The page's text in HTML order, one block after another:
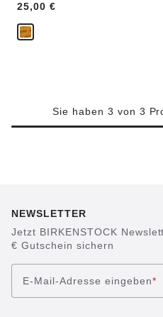
Price:
25,00 €
Sie haben 3 von 3
NEWSLETTER
Jetzt BIRKENSTOCK
€ Gutschein sichern
E-Mail-Adresse eingeben*